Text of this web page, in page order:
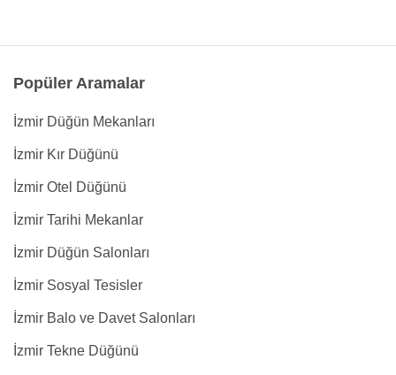
Popüler Aramalar
İzmir Düğün Mekanları
İzmir Kır Düğünü
İzmir Otel Düğünü
İzmir Tarihi Mekanlar
İzmir Düğün Salonları
İzmir Sosyal Tesisler
İzmir Balo ve Davet Salonları
İzmir Tekne Düğünü